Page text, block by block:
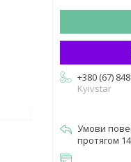
+380 (67)
Kyivstar
протягом